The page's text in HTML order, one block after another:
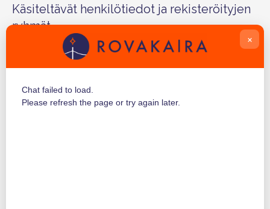
Käsiteltävät henkilötiedot ja rekisteröityjen
ryhmät
Henkilöasiakkaiden osalta kerätään ja käsitellään seuraavia tietoja:
×
Chat failed to load.
Please refresh the page or try again later.